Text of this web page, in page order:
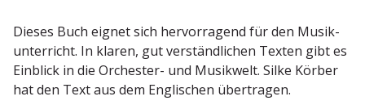
Dieses Buch eignet sich hervor­ragend für den Musik­
un­ter­richt. In klaren, gut verständ­lichen Texten gibt es
Einblick in die Orchester- und Musikwelt. Silke Körber
hat den Text aus dem Engli­schen übertragen.